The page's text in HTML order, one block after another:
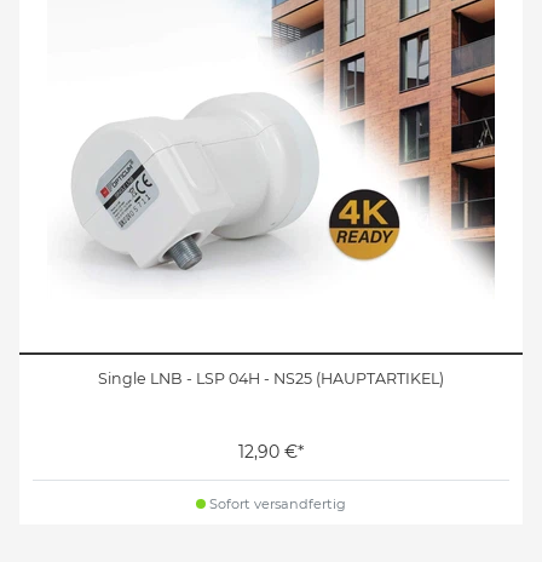
Single LNB - LSP 04H - NS25 (HAUPTARTIKEL)
12,90 €*
Sofort versandfertig